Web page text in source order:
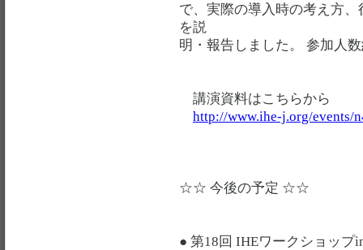
で、実際の導入時の考え方
を説
明・報告しました。 参加人
講演資料はこちらから
http://www.ihe-j.org/events/
☆☆ 今後の予定 ☆☆
● 第18回 IHEワークショップ